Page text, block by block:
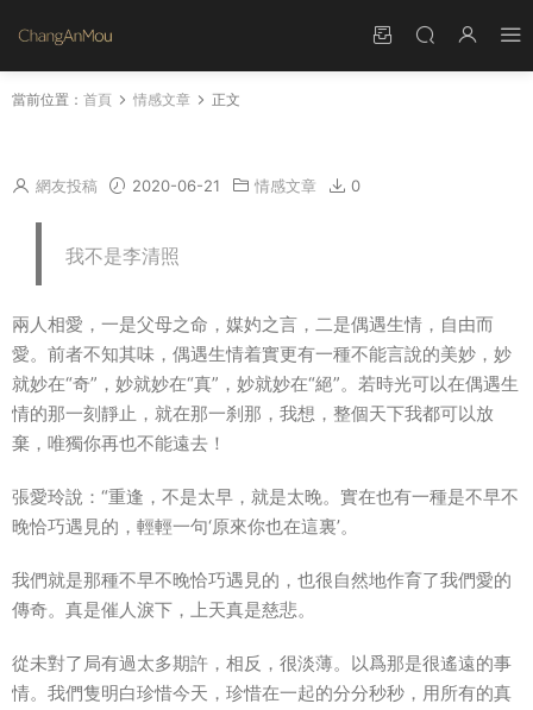
當前位置： 首頁 情感文章 正文
網友投稿 2020-06-21 情感文章 0
我不是李清照
兩人相愛，一是父母之命，媒妁之言，二是偶遇生情，自由而
愛。前者不知其味，偶遇生情着實更有一種不能言說的美妙，妙
就妙在“奇”，妙就妙在“真”，妙就妙在“絕”。若時光可以在偶遇生
情的那一刻靜止，就在那一刹那，我想，整個天下我都可以放
棄，唯獨你再也不能遠去！
張愛玲說：“重逢，不是太早，就是太晚。實在也有一種是不早不
晚恰巧遇見的，輕輕一句‘原來你也在這裏’。
我們就是那種不早不晚恰巧遇見的，也很自然地作育了我們愛的
傳奇。真是催人淚下，上天真是慈悲。
從未對了局有過太多期許，相反，很淡薄。以爲那是很遙遠的事
情。我們隻明白珍惜今天，珍惜在一起的分分秒秒，用所有的真